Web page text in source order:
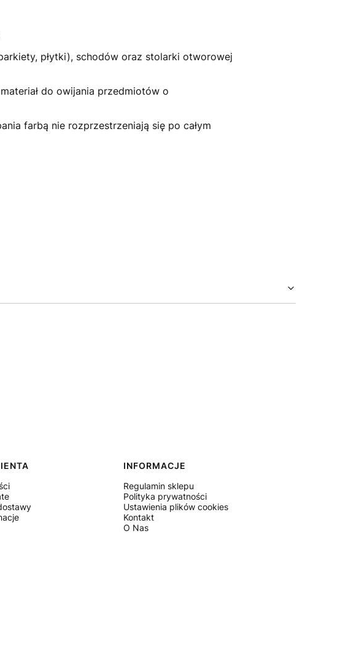
płytki), schodów oraz stolarki otworowej
do owijania przedmiotów o
farbą nie rozprzestrzeniają się po całym
INFORMACJE
Regulamin sklepu
Polityka prywatności
Ustawienia plików cookies
Kontakt
O Nas